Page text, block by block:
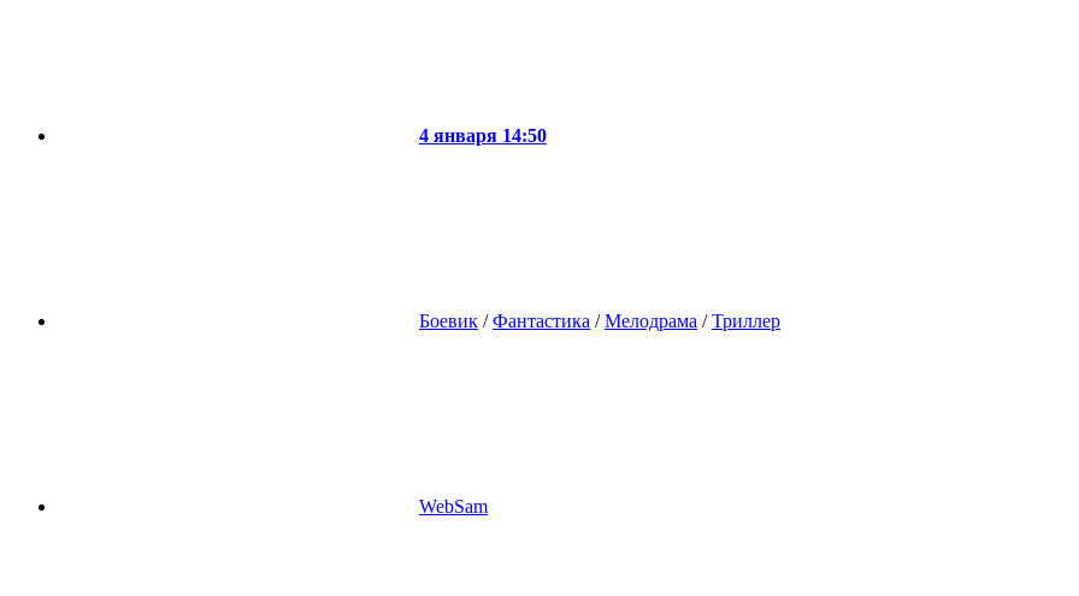
4 января 14:50
Боевик /Фантастика /Мелодрама /Триллер
WebSam